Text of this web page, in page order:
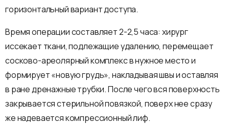
горизонтальный вариант доступа.
Время операции составляет 2-2,5 часа: хирург
иссекает ткани, подлежащие удалению, перемещает
сосково-ареолярный комплекс в нужное место и
формирует «новую грудь», накладывая швы и оставляя
в ране дренажные трубки. После чего вся поверхность
закрывается стерильной повязкой, поверх нее сразу
же надевается компрессионный лиф.